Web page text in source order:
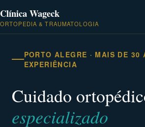
Clínica Wageck
ORTOPEDIA & TRAUMATOLOGIA
PORTO ALEGRE · MAIS DE 30
EXPERIÊNCIA
Cuidado
especializado